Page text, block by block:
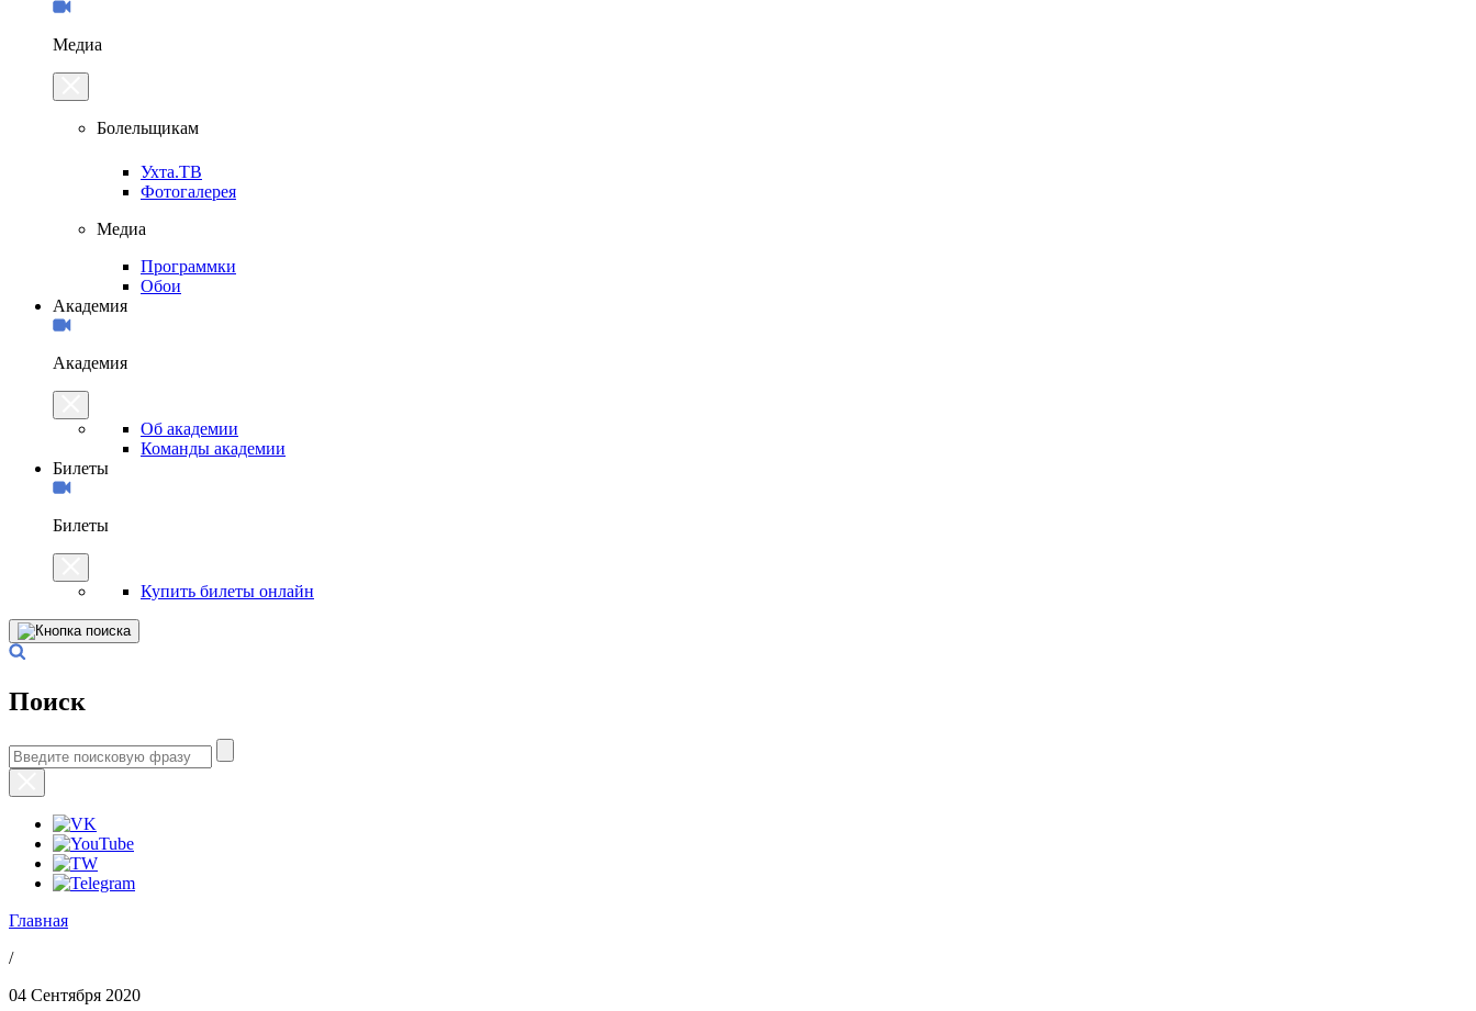
Медиа
Болельщикам
Ухта.ТВ
Фотогалерея
Медиа
Программки
Обои
Академия
Академия
Об академии
Команды академии
Билеты
Билеты
Купить билеты онлайн
Поиск
Главная
/
04 Сентября 2020